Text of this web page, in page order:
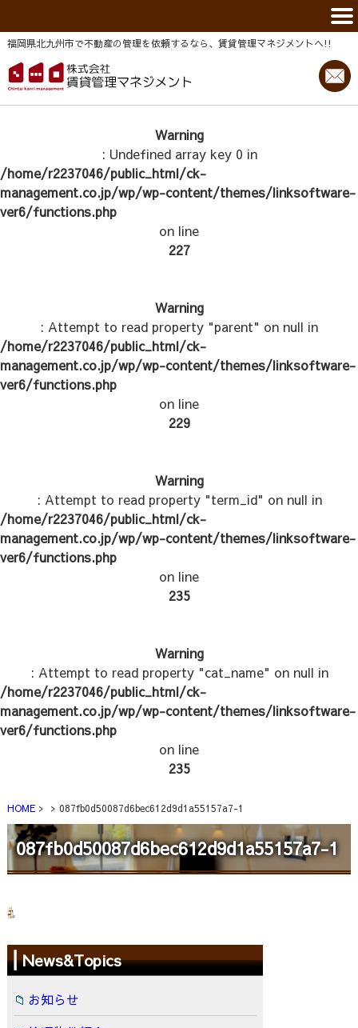
福岡県北九州市で不動産の管理を依頼するなら、賃貸管理マネジメントヘ!!
Warning
: Undefined array key 0 in
/home/r2237046/public_html/ck-
management.co.jp/wp/wp-content/themes/linksoftware-
ver6/functions.php
on line
227
Warning
: Attempt to read property "parent" on null in
/home/r2237046/public_html/ck-
management.co.jp/wp/wp-content/themes/linksoftware-
ver6/functions.php
on line
229
Warning
: Attempt to read property "term_id" on null in
/home/r2237046/public_html/ck-
management.co.jp/wp/wp-content/themes/linksoftware-
ver6/functions.php
on line
235
Warning
: Attempt to read property "cat_name" on null in
/home/r2237046/public_html/ck-
management.co.jp/wp/wp-content/themes/linksoftware-
ver6/functions.php
on line
235
HOME 087fb0d50087d6bec612d9d1a55157a7-1
087fb0d50087d6bec612d9d1a55157a7-1
News&Topics
お知らせ